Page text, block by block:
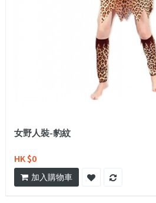
女野人裝-豹紋
HK $0
加入購物車